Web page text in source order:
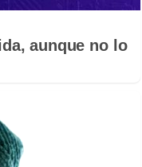
aunque no lo